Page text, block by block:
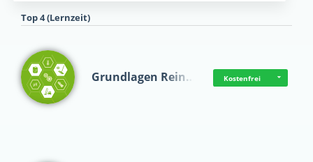
Top 4 (Lernzeit)
Grundlagen Rein… Kostenfrei